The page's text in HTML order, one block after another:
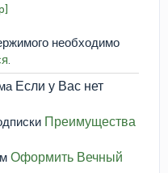
необходимо
Если у Вас нет
Преимущества
Оформить Вечный